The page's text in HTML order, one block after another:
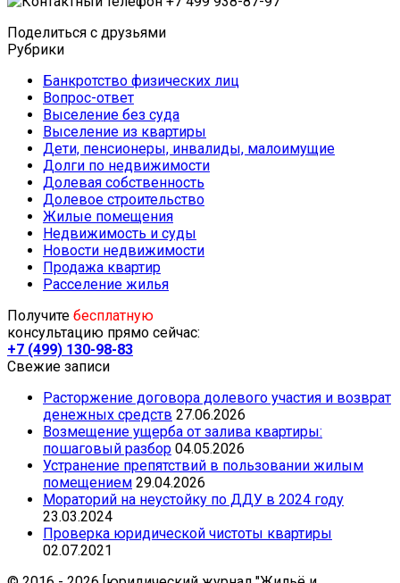
Поделиться с друзьями
Рубрики
Банкротство физических лиц
Вопрос-ответ
Выселение без суда
Выселение из квартиры
Дети, пенсионеры, инвалиды, малоимущие
Долги по недвижимости
Долевая собственность
Долевое строительство
Жилые помещения
Недвижимость и суды
Новости недвижимости
Продажа квартир
Расселение жилья
Получите бесплатную
консультацию прямо сейчас:
+7 (499) 130-98-83
Свежие записи
Расторжение договора долевого участия и возврат
денежных средств 27.06.2026
Возмещение ущерба от залива квартиры:
пошаговый разбор 04.05.2026
Устранение препятствий в пользовании жилым
помещением 29.04.2026
Mораторий на неустойку по ДДУ в 2024 году
23.03.2024
Проверка юридической чистоты квартиры
02.07.2021